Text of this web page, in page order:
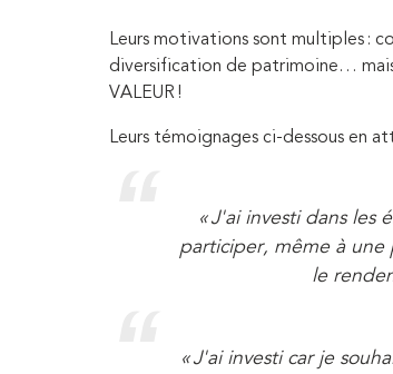
Leurs motivations sont multiples :
diversification de patrimoine…
VALEUR !
Leurs témoignages ci-dessous en
« J'ai investi dans les
participer, même à
le
« J'ai investi car je